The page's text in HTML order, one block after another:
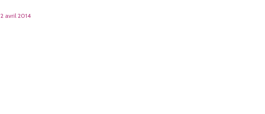
2 avril 2014